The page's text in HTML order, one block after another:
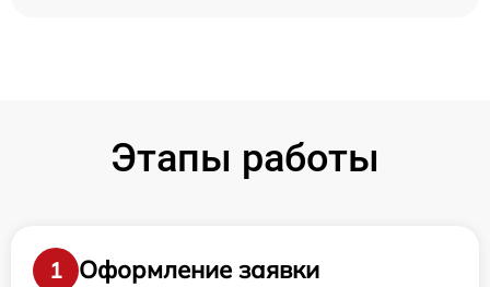
Этапы работы
1
Оформление заявки